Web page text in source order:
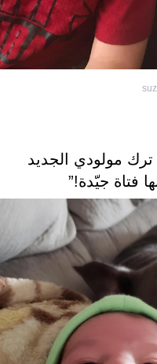
ترك مولودي الجديد
فتاة جيّدة!”